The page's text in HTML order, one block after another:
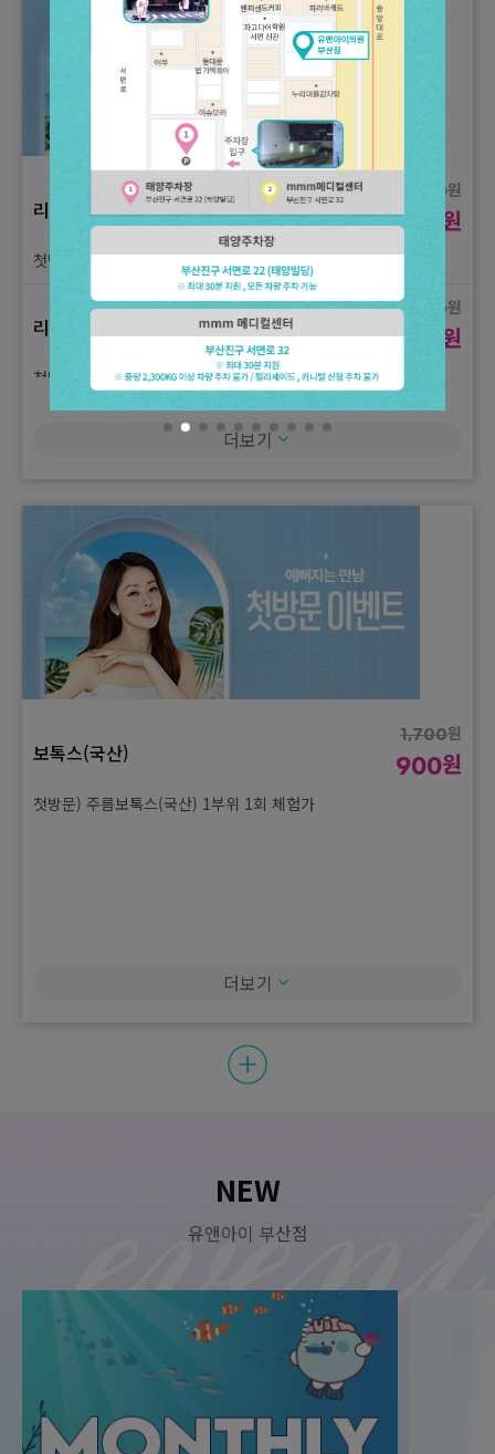
샷 + 포트라 40kj
3주년 기념 이벤트
3,333,000
(3,333,000원 패키지)울쎄라피 프라임 300샷 + 덴서티 600샷 +
온다 40kj + 포트라 60kj
리프팅
16,000원
8,900 원
첫방문) 인모드 FX 1부위 1회 체험가
리프팅
16,000원
8,900 원
첫방문) 슈링크 유니버스 100샷 1회 체험가
더보기
보톡스(국산)
1,700원
900원
첫방문) 주름보톡스(국산) 1부위 1회 체험가
더보기
NEW
유앤아이 부산점